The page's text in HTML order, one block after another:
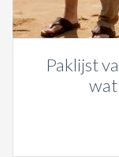
Paklijst
wat